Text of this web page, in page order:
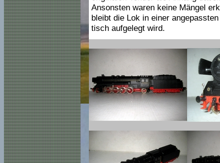
Ansonsten waren keine Mängel
bleibt die Lok in einer
tisch aufgelegt wird.